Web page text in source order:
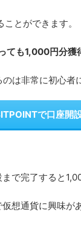
とができます。
ても1,000円分獲
は非常に初心者
で口座開
で完了すると
想通貨に興味